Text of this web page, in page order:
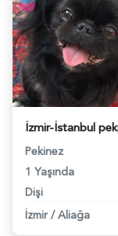
Pekinez
1 Yaşında
Dişi
İzmir / Aliağa